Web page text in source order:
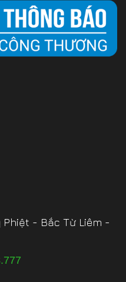
Phiệt - Bắc Từ Liêm -